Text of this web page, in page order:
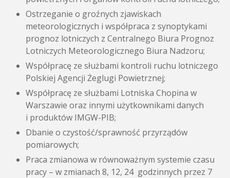
Ostrzeganie o groźnych zjawiskach
meteorologicznych i współpraca z synoptykami
prognoz lotniczych z Centralnego Biura Prognoz
Lotniczych Meteorologicznego Biura Nadzoru;
Współpracę ze służbami kontroli ruchu lotniczego
Polskiej Agencji Żeglugi Powietrznej;
Współpracę ze służbami Lotniska Chopina w
Warszawie oraz innymi użytkownikami danych
i produktów IMGW-PIB;
Dbanie o czystość/sprawność przyrządów
pomiarowych;
Praca zmianowa w równoważnym systemie czasu
pracy – w zmianach 8, 12, 24 godzinnych przez 7